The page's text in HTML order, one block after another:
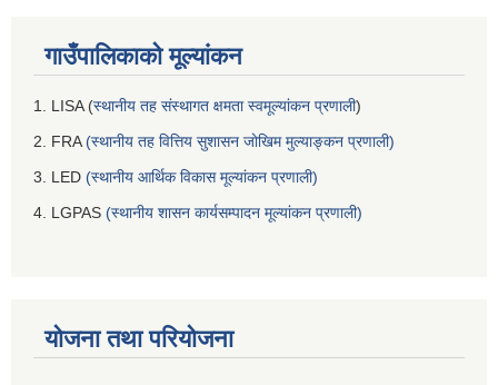
गाउँपालिकाको मूल्यांकन
1. LISA (स्थानीय तह संस्थागत क्षमता स्वमूल्यांकन प्रणाली)
2. FRA(स्थानीय तह वित्तिय सुशासन जोखिम मुल्याङ्कन प्रणाली)
3. LED (स्थानीय आर्थिक विकास मूल्यांकन प्रणाली)
4. LGPAS (स्थानीय शासन कार्यसम्पादन मूल्यांकन प्रणाली)
योजना तथा परियोजना